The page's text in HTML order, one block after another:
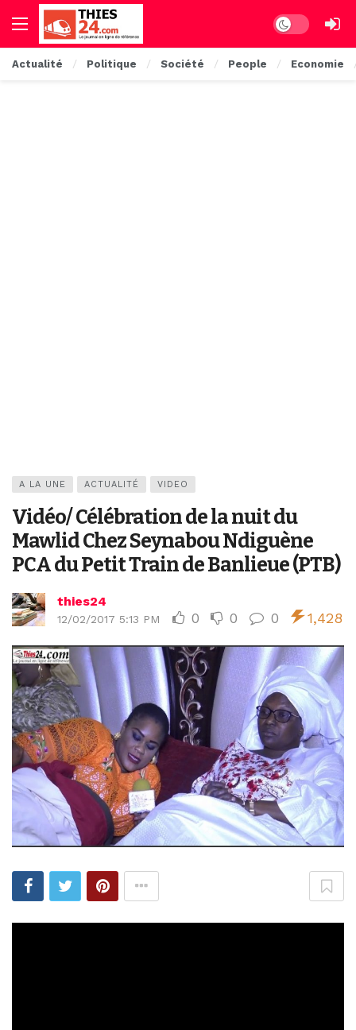
Dark mode
Actualité Politique Société People Economie
A LA UNE ACTUALITÉ VIDEO
Vidéo/ Célébration de la nuit du
Mawlid Chez Seynabou Ndiguène
PCA du Petit Train de Banlieue (PTB)
thies24
12/02/2017 5:13 PM 0 0 0 1,428